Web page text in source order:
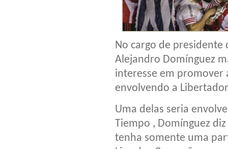
No cargo de
Alejandro Domínguez
interesse em promover
envolvendo a
Uma delas seria
Tiempo , Domínguez
tenha somente uma